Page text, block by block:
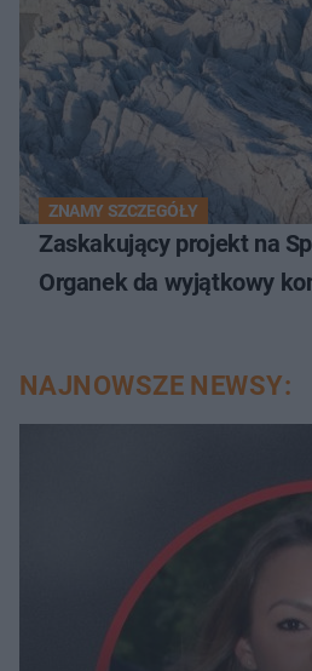
ZNAMY SZCZEGÓŁY
Zaskakujący projekt na
Organek da wyjątkowy
NAJNOWSZE NEWSY: